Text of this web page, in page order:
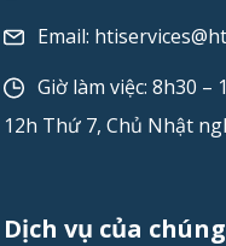
Email:
Giờ làm việc: 8h30
12h Thứ 7, Chủ Nhật
Dịch vụ của